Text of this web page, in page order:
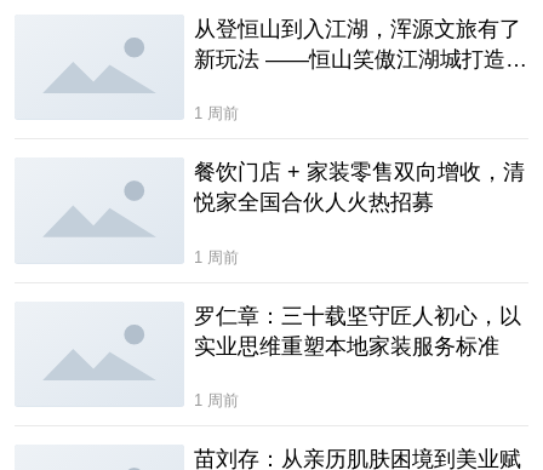
从登恒山到入江湖，浑源文旅有了
新玩法 ——恒山笑傲江湖城打造华
1 周前
餐饮门店 + 家装零售双向增收，清
悦家全国合伙人火热招募
1 周前
罗仁章：三十载坚守匠人初心，以
实业思维重塑本地家装服务标准
1 周前
苗刘存：从亲历肌肤困境到美业赋